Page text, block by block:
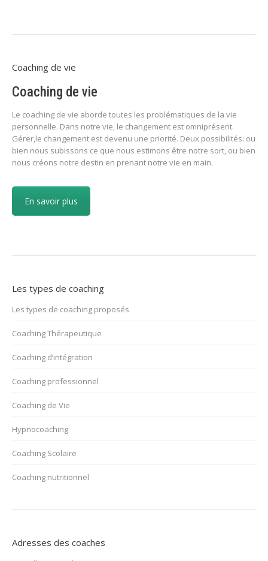
Coaching de vie
Coaching de vie
Le coaching de vie aborde toutes les problématiques de la vie
personnelle. Dans notre vie, le changement est omniprésent.
Gérer,le changement est devenu une priorité. Deux possibilités: ou
bien nous subissons ce que nous estimons être notre sort, ou bien
nous créons notre destin en prenant notre vie en main.
En savoir plus
Les types de coaching
Les types de coaching proposés
Coaching Thérapeutique
Coaching d’intégration
Coaching professionnel
Coaching de Vie
Hypnocoaching
Coaching Scolaire
Coaching nutritionnel
Adresses des coaches